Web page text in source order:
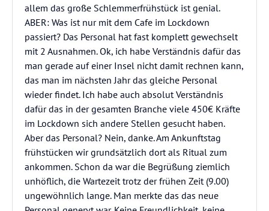
allem das große Schlemmerfrühstück ist genial.
ABER: Was ist nur mit dem Cafe im Lockdown
passiert? Das Personal hat fast komplett gewechselt
mit 2 Ausnahmen. Ok, ich habe Verständnis dafür das
man gerade auf einer Insel nicht damit rechnen kann,
das man im nächsten Jahr das gleiche Personal
wieder findet. Ich habe auch absolut Verständnis
dafür das in der gesamten Branche viele 450€ Kräfte
im Lockdown sich andere Stellen gesucht haben.
Aber das Personal? Nein, danke. Am Ankunftstag
frühstücken wir grundsätzlich dort als Ritual zum
ankommen. Schon da war die Begrüßung ziemlich
unhöflich, die Wartezeit trotz der frühen Zeit (9.00)
ungewöhnlich lange. Man merkte das das neue